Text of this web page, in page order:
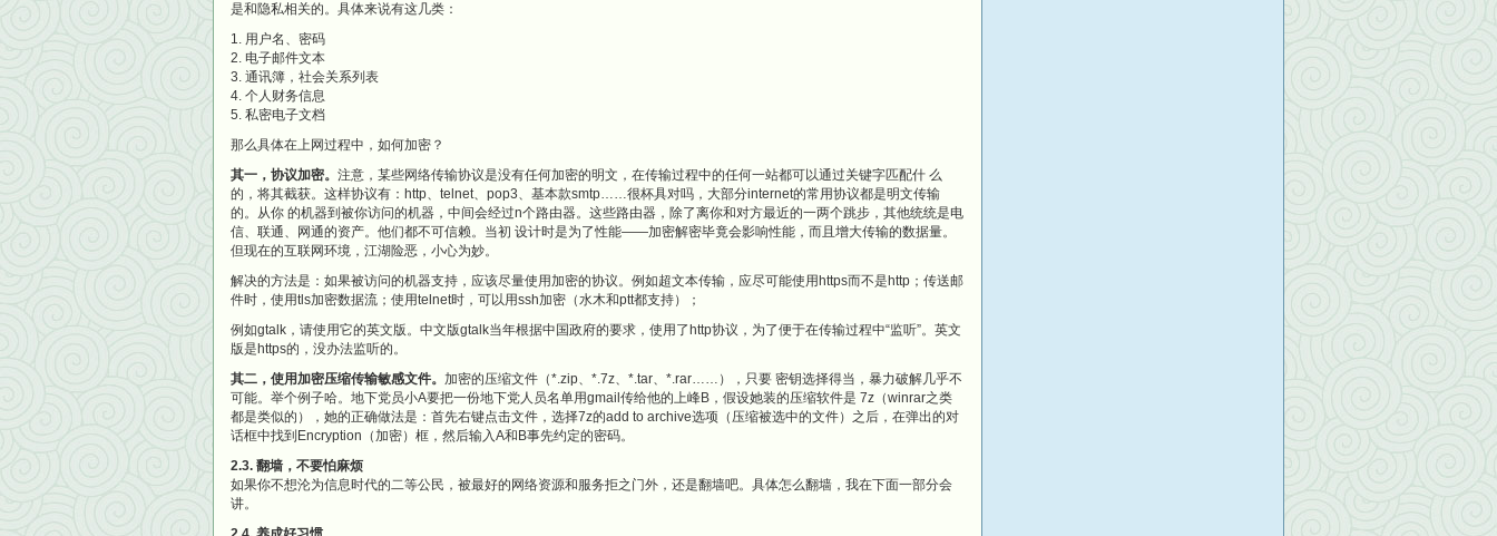
是和隐私相关的。具体来说有这几类：
用户名、密码
电子邮件文本
通讯簿，社会关系列表
个人财务信息
私密电子文档
那么具体在上网过程中，如何加密？
其一，协议加密。 注意，某些网络传输协议是没有任何加密的明文，在传输过程中的任何一站都可以通过关键字匹配什 么
的，将其截获。这样协议有：http、telnet、pop3、基本款smtp……很杯具对吗，大部分internet的常用协议都是明文传输
的。从你 的机器到被你访问的机器，中间会经过n个路由器。这些路由器，除了离你和对方最近的一两个跳步，其他统统是电
信、联通、网通的资产。他们都不可信赖。当初 设计时是为了性能——加密解密毕竟会影响性能，而且增大传输的数据量。
但现在的互联网环境，江湖险恶，小心为妙。
解决的方法是：如果被访问的机器支持，应该尽量使用加密的协议。例如超文本传输，应尽可能使用https而不是http；传送邮
件时，使用tls加密数据流；使用telnet时，可以用ssh加密（水木和ptt都支持）；
例如gtalk，请使用它的英文版。中文版gtalk当年根据中国政府的要求，使用了http协议，为了便于在传输过程中“监听”。英文
版是https的，没办法监听的。
其二，使用加密压缩传输敏感文件。 加密的压缩文件（*.zip、*.7z、*.tar、*.rar……），只要 密钥选择得当，暴力破解几乎不
可能。举个例子哈。地下党员小A要把一份地下党人员名单用gmail传给他的上峰B，假设她装的压缩软件是 7z（winrar之类
都是类似的），她的正确做法是：首先右键点击文件，选择7z的add to archive选项（压缩被选中的文件）之后，在弹出的对
话框中找到Encryption（加密）框，然后输入A和B事先约定的密码。
2.3. 翻墙，不要怕麻烦
如果你不想沦为信息时代的二等公民，被最好的网络资源和服务拒之门外，还是翻墙吧。具体怎么翻墙，我在下面一部分会
讲。